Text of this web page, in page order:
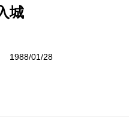
城
1988/01/28